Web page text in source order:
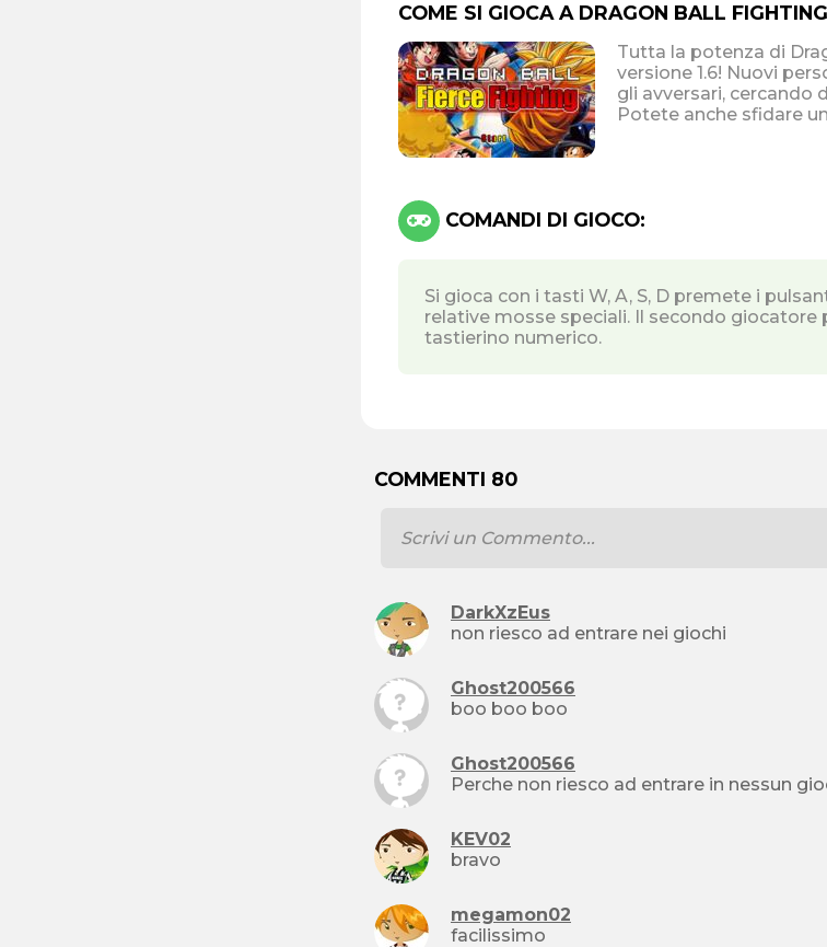
COME SI GIOCA A DRAGON BALL
Tutta la potenza di
versione 1.6! Nuovi personaggi disponibili: sceglietene uno ed aiutatelo a sconfiggere tutti
gli avversari, cercando
Potete anche sfidare
COMANDI DI GIOCO:
Si gioca con i tasti W, A, S, D premete i
relative mosse speciali. Il secondo giocatore
tastierino numerico.
COMMENTI 80
DarkXzEus
non riesco ad entrare nei giochi
Ghost200566
boo boo boo
Ghost200566
Perche non riesco ad entrare in nessun
KEV02
bravo
megamon02
facilissimo